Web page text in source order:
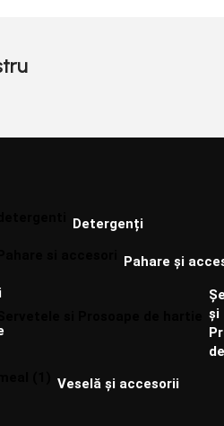
Detergenți
Pahare și
și
Veselă și accesorii